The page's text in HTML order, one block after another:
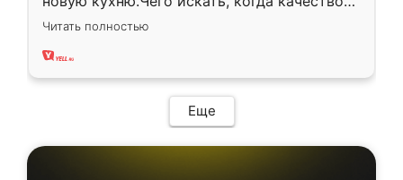
вполне довольна. Служит кухня уже почти
два года, нареканий нет.
Читать полностью
Еще